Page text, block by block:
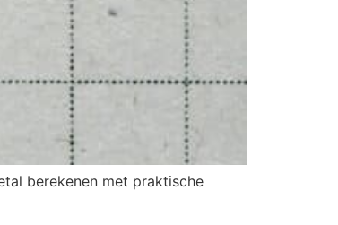
berekenen met praktische